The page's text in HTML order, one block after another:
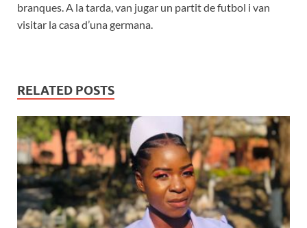
branques. A la tarda, van jugar un partit de futbol i van
visitar la casa d’una germana.
RELATED POSTS